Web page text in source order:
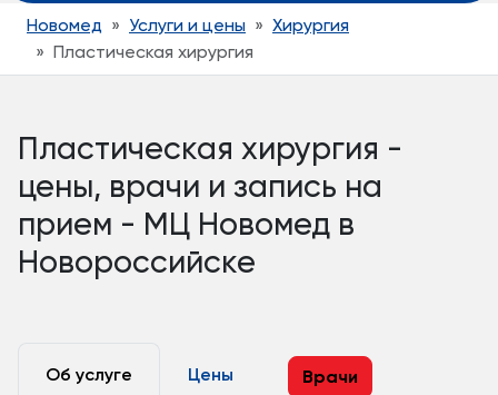
Новомед Услуги и цены
Хирургия
Пластическая хирургия
Пластическая хирургия -
цены, врачи и запись на
прием - МЦ Новомед в
Новороссийске
Об услуге Цены Врачи